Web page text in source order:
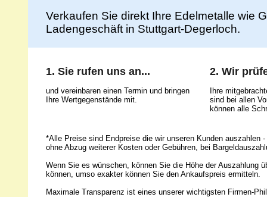
Verkaufen Sie direkt Ihre Edelmetalle wie
Ladengeschäft in Stuttgart-Degerloch.
1. Sie rufen uns an...
und vereinbaren einen Termin und bringen
Ihre Wertgegenstände mit.
2. Wir
Ihre
sind bei allen
können alle
*Alle Preise sind Endpreise die wir unseren Kunden auszahlen
ohne Abzug weiterer Kosten oder Gebühren, bei
Wenn Sie es wünschen, können Sie die Höhe der Auszahlung
können, umso exakter können Sie den Ankaufspreis ermitteln.
Maximale Transparenz ist eines unserer wichtigsten Firmen-